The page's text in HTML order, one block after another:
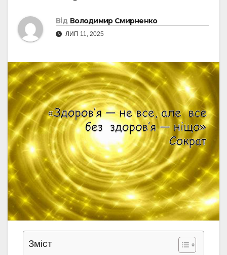
Від Володимир Смирненко
ЛИП 11, 2025
Зміст